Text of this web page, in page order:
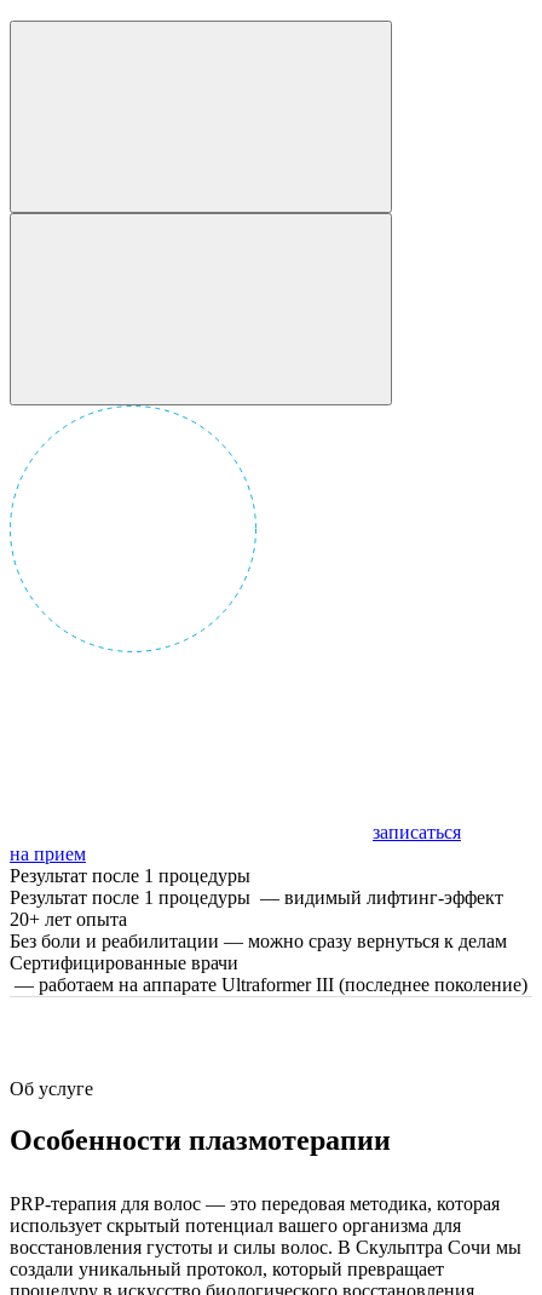
записаться
на прием
Результат после 1 процедуры
Результат после 1 процедуры — видимый лифтинг-эффект
20+ лет опыта
Без боли и реабилитации — можно сразу вернуться к делам
Сертифицированные врачи
— работаем на аппарате Ultraformer III (последнее поколение)
Об услуге
Особенности плазмотерапии
PRP-терапия для волос — это передовая методика, которая
использует скрытый потенциал вашего организма для
восстановления густоты и силы волос. В Скульптра Сочи мы
создали уникальный протокол, который превращает